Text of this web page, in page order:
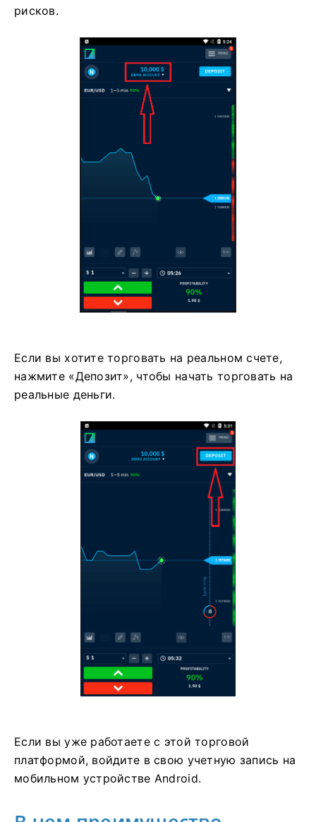
рисков.
Если вы хотите торговать на реальном счете,
нажмите «Депозит», чтобы начать торговать на
реальные деньги.
Если вы уже работаете с этой торговой
платформой, войдите в свою учетную запись на
мобильном устройстве Android.